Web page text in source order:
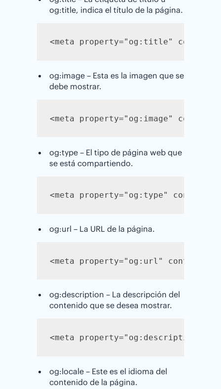
og:title, indica el título de la página.
<meta property="og:title"
og:image – Esta es la imagen que se
debe mostrar.
<meta property="og:image"
og:type – El tipo de página web que
se está compartiendo.
<meta property="og:type"
og:url – La URL de la página.
<meta property="og:url"
og:description – La descripción del
contenido que se desea mostrar.
<meta property="og:description"
og:locale – Este es el idioma del
contenido de la página.